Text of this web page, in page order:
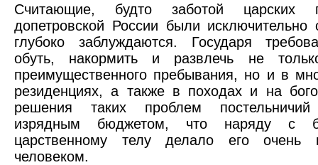
Считающие, будто заботой царских
допетровской России были исключительно
глубоко заблуждаются. Государя
обуть, накормить и развлечь не
преимущественного пребывания, но и в
резиденциях, а также в походах и на
решения таких проблем постельничий
изрядным бюджетом, что наряду с
царственному телу делало его очень
человеком.